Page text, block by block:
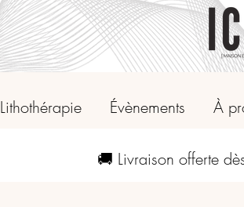
Lithothérapie Évènements À
🚚 Livraison offerte